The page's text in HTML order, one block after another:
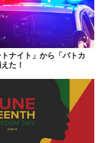
banksy／Instagram
image: ©
2020 NEW STANDARD
ずだ。
トナイト」から「パトカ
た！